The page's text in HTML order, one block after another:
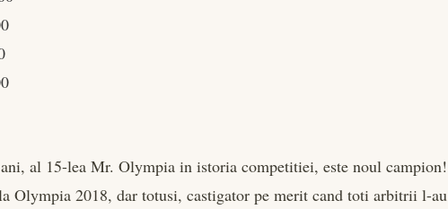
al 15-lea Mr. Olympia in istoria competitiei, este noul campion!
Olympia 2018, dar totusi, castigator pe merit cand toti arbitrii l-au